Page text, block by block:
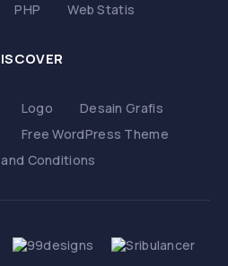
PHP Web Statis
Logo
Desain Grafis
Free WordPress Theme
Conditions